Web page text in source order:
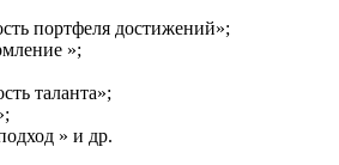
портфеля достижений»;
»;
таланта»;
» и др.